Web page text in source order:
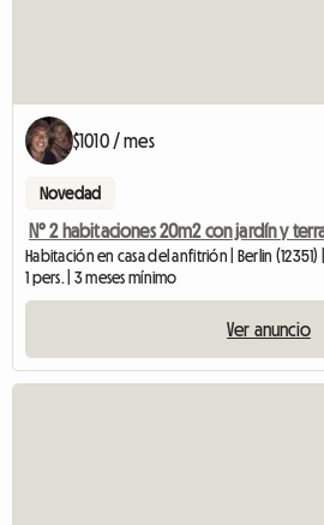
$1010 / mes
Novedad
N° 2 habitaciones 20m2 con jardín y
Habitación en casa del anfitrión | Berlin (12351)
1 pers. | 3 meses mínimo
Ver anuncio